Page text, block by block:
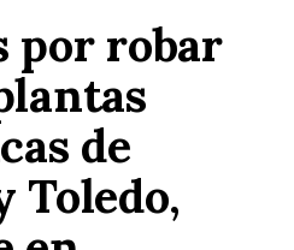
por robar
de
Toledo,